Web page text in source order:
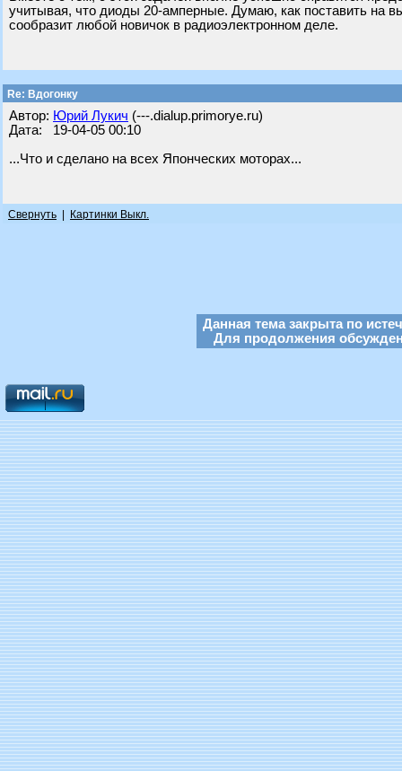
учитывая, что диоды 20-амперные. Думаю, как поставить на
сообразит любой новичок в радиоэлектронном деле.
Re: Вдогонку
Автор: Юрий Лукич (---.dialup.primorye.ru)
Дата: 19-04-05 00:10
...Что и сделано на всех Японческих моторах...
Свернуть Картинки Выкл.
Данная тема закрыта по
Для продолжения